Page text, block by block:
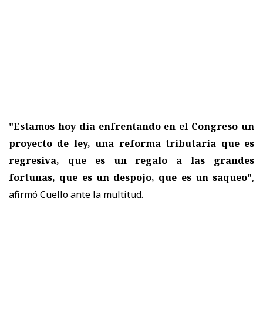
"Estamos hoy día enfrentando en el Congreso un
proyecto de ley, una reforma tributaria que es
regresiva, que es un regalo a las grandes
fortunas, que es un despojo, que es un saqueo",
afirmó Cuello ante la multitud.